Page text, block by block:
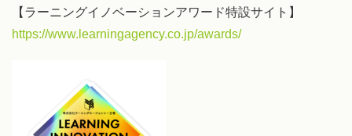
【ラーニングイノベーションアワード特設サイト】
https://www.learningagency.co.jp/awards/